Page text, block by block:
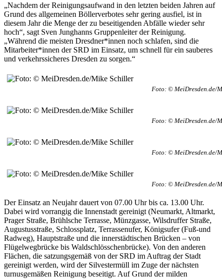
„Nachdem der Reinigungsaufwand in den letzten beiden Jahren auf
Grund des allgemeinen Böllerverbotes sehr gering ausfiel, ist in
diesem Jahr die Menge der zu beseitigenden Abfälle wieder sehr
hoch“, sagt Sven Junghanns Gruppenleiter der Reinigung.
„Während die meisten Dresdner*innen noch schlafen, sind die
Mitarbeiter*innen der SRD im Einsatz, um schnell für ein sauberes
und verkehrssicheres Dresden zu sorgen.“
Foto: © MeiDresden.de/
Foto: © MeiDresden.de/
Foto: © MeiDresden.de/
Foto: © MeiDresden.de/
Der Einsatz an Neujahr dauert von 07.00 Uhr bis ca. 13.00 Uhr.
Dabei wird vorrangig die Innenstadt gereinigt (Neumarkt, Altmarkt,
Prager Straße, Brühlsche Terrasse, Münzgasse, Wilsdruffer Straße,
Augustusstraße, Schlossplatz, Terrassenufer, Königsufer (Fuß-und
Radweg), Hauptstraße und die innerstädtischen Brücken – von
Flügelwegbrücke bis Waldschlösschenbrücke). Von den anderen
Flächen, die satzungsgemäß von der SRD im Auftrag der Stadt
gereinigt werden, wird der Silvestermüll im Zuge der nächsten
turnusgemäßen Reinigung beseitigt. Auf Grund der milden